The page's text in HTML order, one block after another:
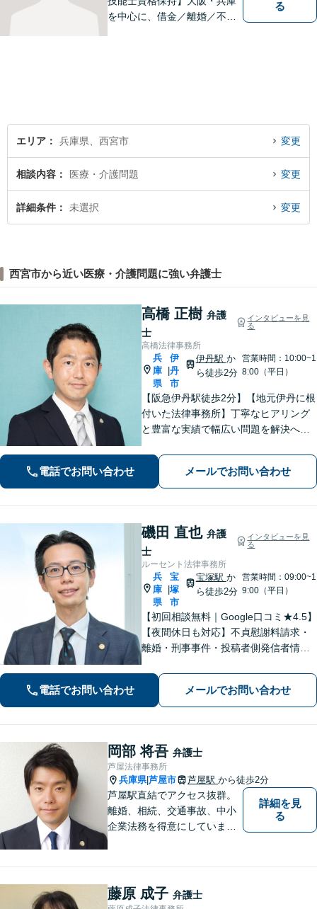
を中心に、借金／離婚／不動
る
エリア 兵庫県、西宮市 変更
相談内容 医療・介護問題 変更
詳細条件 未選択 変更
西宮市から近い医療・介護問題に強い弁護士
高橋 正樹 弁護
士
インタビューを見
る
高橋法律事務所
兵
庫
県
伊
丹
市
伊丹駅 か
ら徒歩2分
営業時間：10:00~1
8:00（平日）
【阪急伊丹駅徒歩2分】【地元伊丹に根
付いた法律事務所】丁寧なヒアリング
と豊富な実績で幅広い問題を解決へ導
請求／面会交流など【相続・遺言】相
続放棄／遺産分割調停など【電話・メ
ール相談初回無料】【休日夜間対応
可】
電話でお問い合わせ メールでお問い合わせ
磯田 直也 弁護
士
インタビューを見
る
ルーセント法律事務所
兵
庫
県
宝
塚
市
宝塚駅 か
ら徒歩2分
営業時間：09:00~1
9:00（平日）
【初回相談無料｜Google口コミ★4.5】
【夜間休日も対応】不貞慰謝料請求・
離婚・刑事事件・投稿者側発信者情報
メイドのサービスで問題解決や事業の
推進を強力にサポート【宝塚駅徒歩2分
｜電話・WEB面談で全国対応】
電話でお問い合わせ メールでお問い合わせ
岡部 将吾 弁護士
芦屋法律事務所
兵庫県|芦屋市 芦屋駅 から徒歩2分
芦屋駅直結でアクセス抜群。
離婚、相続、交通事故、中小
企業法務を得意にしていま
可♯中小企業診断士資格有り
詳細を見
る
藤原 成子 弁護士